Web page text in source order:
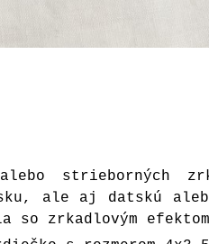
strieborných
ale aj datskú
so zrkadlovým